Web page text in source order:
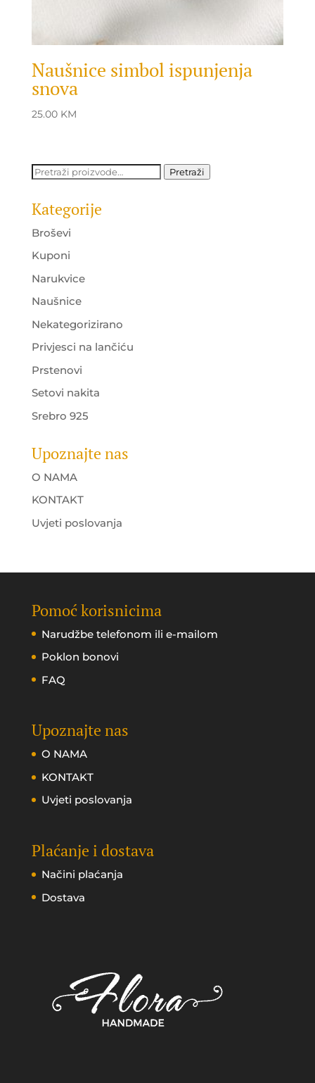
Naušnice simbol ispunjenja
snova
25.00 KM
Pretraži: Pretraži
Kategorije
Broševi
Kuponi
Narukvice
Naušnice
Nekategorizirano
Privjesci na lančiću
Prstenovi
Setovi nakita
Srebro 925
Upoznajte nas
O NAMA
KONTAKT
Uvjeti poslovanja
Pomoć korisnicima
Narudžbe telefonom ili e-mailom
Poklon bonovi
FAQ
Upoznajte nas
O NAMA
KONTAKT
Uvjeti poslovanja
Plaćanje i dostava
Načini plaćanja
Dostava